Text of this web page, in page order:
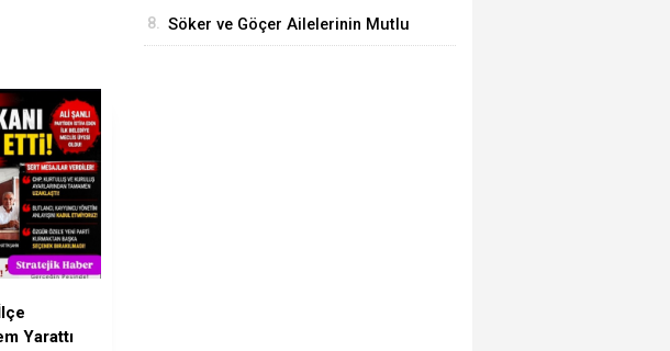
Yarattı
8. Söker ve Göçer Ailelerinin Mutlu